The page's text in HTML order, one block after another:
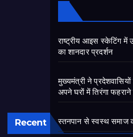
Recent
राष्ट्रीय आइस स्केटिंग में
का शानदार प्रदर्शन
मुख्यमंत्री ने
अपने घरों में तिरंगा फहराने
स्तनपान से स्वस्थ समाज